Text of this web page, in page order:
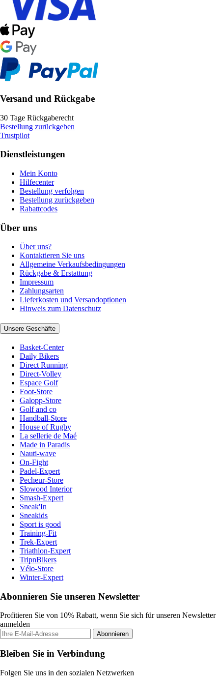
Versand und Rückgabe
30 Tage Rückgaberecht
Bestellung zurückgeben
Trustpilot
Dienstleistungen
Mein Konto
Hilfecenter
Bestellung verfolgen
Bestellung zurückgeben
Rabattcodes
Über uns
Über uns?
Kontaktieren Sie uns
Allgemeine Verkaufsbedingungen
Rückgabe & Erstattung
Impressum
Zahlungsarten
Lieferkosten und Versandoptionen
Hinweis zum Datenschutz
Unsere Geschäfte
Basket-Center
Daily Bikers
Direct Running
Direct-Volley
Espace Golf
Foot-Store
Galopp-Store
Golf and co
Handball-Store
House of Rugby
La sellerie de Maé
Made in Paradis
Nauti-wave
On-Fight
Padel-Expert
Pecheur-Store
Slowood Interior
Smash-Expert
Sneak'In
Sneakids
Sport is good
Training-Fit
Trek-Expert
Triathlon-Expert
TripnBikers
Vélo-Store
Winter-Expert
Abonnieren Sie unseren Newsletter
Profitieren Sie von 10% Rabatt, wenn Sie sich für unseren Newsletter
anmelden
Abonnieren
Bleiben Sie in Verbindung
Folgen Sie uns in den sozialen Netzwerken